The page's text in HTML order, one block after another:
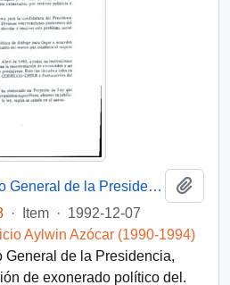
[Carta de Subsecretario General de la Presidencia a situación de exonerado político]
· Item · 1992-12-07
Aylwin Azócar (1990-1994)
General de la Presidencia,
de exonerado político del.